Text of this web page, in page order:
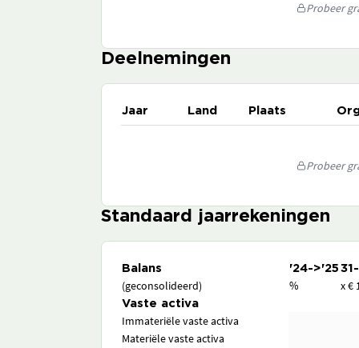
Probeer
Deelnemingen
Jaar Land Plaats
Probeer
Standaard jaarrekeningen
Balans '24->'25
(geconsolideerd) % x €
Vaste activa
Immateriële vaste activa
Materiële vaste activa